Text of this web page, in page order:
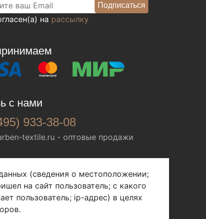
на рассылку
с нами
933-38-08
textile.ru - оптовые продажи
(сведения о местоположении;
на сайт пользователь; с какого
пользователь; ip-адрес) в целях